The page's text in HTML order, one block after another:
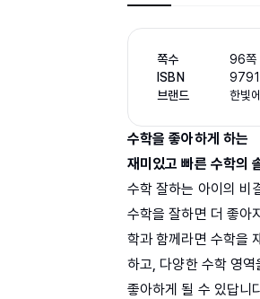
쪽수
96쪽
ISBN
브랜드
한빛
수학을 좋아하게 하는
재미있고 빠른 수학의
수학 잘하는 아이의 비
수학을 잘하면 더 좋아
학과 함께라면 수학을
하고, 다양한 수학 영
좋아하게 될 수 있답니